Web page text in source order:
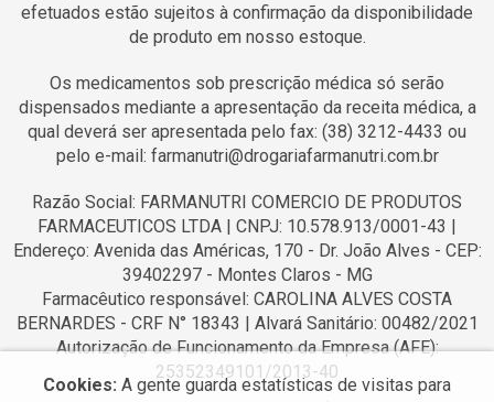
efetuados estão sujeitos à confirmação da disponibilidade
de produto em nosso estoque.
Os medicamentos sob prescrição médica só serão
dispensados mediante a apresentação da receita médica, a
qual deverá ser apresentada pelo fax: (38) 3212-4433 ou
pelo e-mail: farmanutri@drogariafarmanutri.com.br
Razão Social: FARMANUTRI COMERCIO DE PRODUTOS
FARMACEUTICOS LTDA | CNPJ: 10.578.913/0001-43 |
Endereço: Avenida das Américas, 170 - Dr. João Alves - CEP:
39402297 - Montes Claros - MG
Farmacêutico responsável: CAROLINA ALVES COSTA
BERNARDES - CRF N° 18343 | Alvará Sanitário: 00482/2021
Autorização de Funcionamento da Empresa (AFE):
25352349101/2013-40
Cookies: A gente guarda estatísticas de visitas para